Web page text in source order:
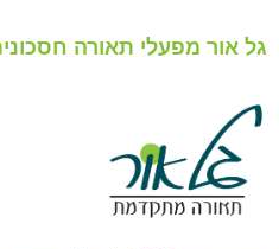
גל אור מפעלי תאורה